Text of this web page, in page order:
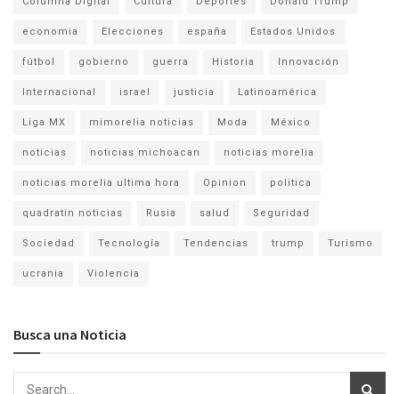
economia Elecciones españa Estados Unidos
fútbol gobierno guerra Historia Innovación
Internacional israel justicia Latinoamérica
Liga MX mimorelia noticias Moda México
noticias noticias michoacan noticias morelia
noticias morelia ultima hora Opinion politica
quadratin noticias Rusia salud Seguridad
Sociedad Tecnología Tendencias trump Turismo
ucrania Violencia
Busca una Noticia